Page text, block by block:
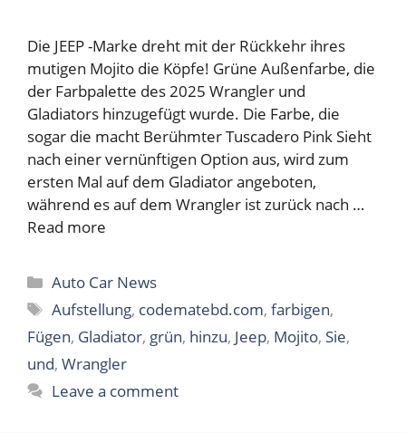
Die JEEP -Marke dreht mit der Rückkehr ihres
mutigen Mojito die Köpfe! Grüne Außenfarbe, die
der Farbpalette des 2025 Wrangler und
Gladiators hinzugefügt wurde. Die Farbe, die
sogar die macht Berühmter Tuscadero Pink Sieht
nach einer vernünftigen Option aus, wird zum
ersten Mal auf dem Gladiator angeboten,
während es auf dem Wrangler ist zurück nach …
Read more
Categories
Auto Car News
Tags
Aufstellung, codematebd.com,farbigen,
Fügen, Gladiator, grün, hinzu, Jeep, Mojito, Sie,
und, Wrangler
Leave a comment